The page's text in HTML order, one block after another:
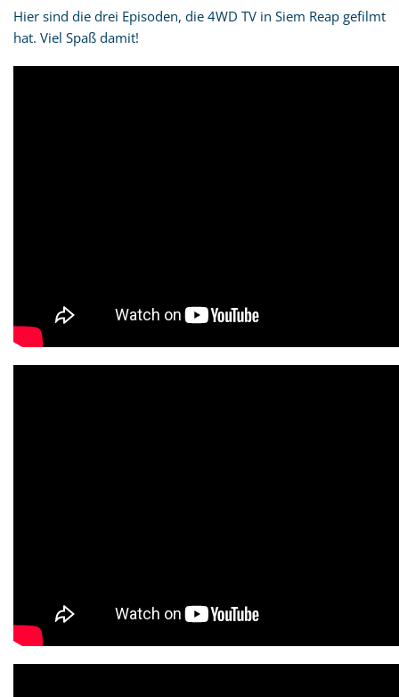
Hier sind die drei Episoden, die 4WD TV in Siem Reap gefilmt
hat. Viel Spaß damit!